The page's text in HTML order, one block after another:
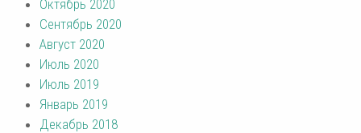
Октябрь 2020
Сентябрь 2020
Август 2020
Июль 2020
Июль 2019
Январь 2019
Декабрь 2018